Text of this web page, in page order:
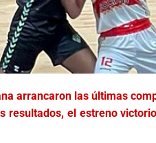
arrancaron las últimas
resultados, el estreno